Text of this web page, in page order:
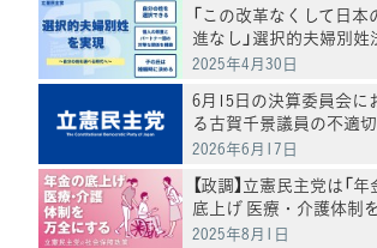
「この改革なくして日本
進なし」選択的夫婦別姓
を提出
2025年4月30日
6月15日の決算委員会に
る古賀千景議員の不適
言と処分について
2026年6月17日
【政調】立憲民主党は「年
底上げ 医療・介護体制
全にする」
2025年8月1日